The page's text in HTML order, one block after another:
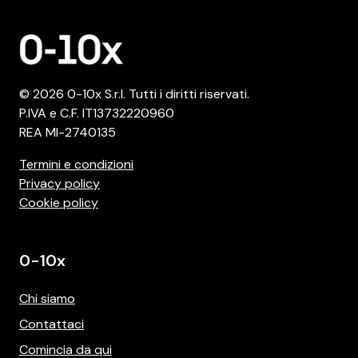
© 2026 0-10x S.r.l. Tutti i diritti riservati.
P.IVA e C.F. IT13732220960
REA MI-2740135
Termini e condizioni
Privacy policy
Cookie policy
0-10x
Chi siamo
Contattaci
Comincia da qui